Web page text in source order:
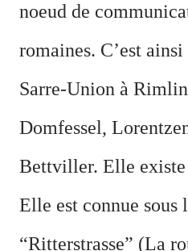
noeud de
romaines. C’est
Sarre-Union à
Domfessel,
Bettviller. Elle existe
Elle est connue sous
“Ritterstrasse” (La